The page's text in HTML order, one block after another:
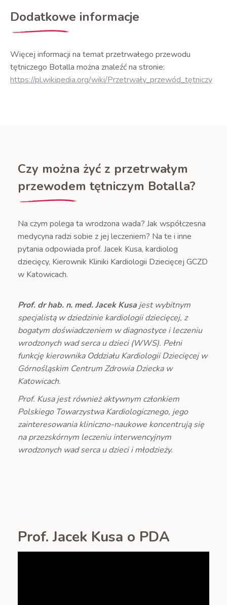
Dodatkowe informacje
Więcej informacji na temat przetrwałego przewodu
tętniczego Botalla można znaleźć na stronie:
https://pl.wikipedia.org/wiki/Przetrwały_przewód_tętniczy
Czy można żyć z przetrwałym
przewodem tętniczym Botalla?
Na czym polega ta wrodzona wada? Jak współczesna
medycyna radzi sobie z jej leczeniem? Na te i inne
pytania odpowiada prof. Jacek Kusa, kardiolog
dziecięcy, Kierownik Kliniki Kardiologii Dziecięcej GCZD
w Katowicach.
Prof. dr hab. n. med. Jacek Kusa jest wybitnym
specjalistą w dziedzinie kardiologii dziecięcej, z
bogatym doświadczeniem w diagnostyce i leczeniu
wrodzonych wad serca u dzieci (WWS). Pełni
funkcję kierownika Oddziału Kardiologii Dziecięcej w
Górnośląskim Centrum Zdrowia Dziecka w
Katowicach.
Prof. Kusa jest również aktywnym członkiem
Polskiego Towarzystwa Kardiologicznego, jego
zainteresowania kliniczno-naukowe koncentrują się
na przezskórnym leczeniu interwencyjnym
wrodzonych wad serca u dzieci i młodzieży.
Prof. Jacek Kusa o PDA